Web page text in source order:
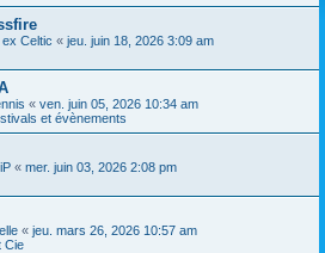
Celtic « jeu. juin 18, 2026 3:09 am
« ven. juin 05, 2026 10:34 am
et évènements
« mer. juin 03, 2026 2:08 pm
« jeu. mars 26, 2026 10:57 am
Cie